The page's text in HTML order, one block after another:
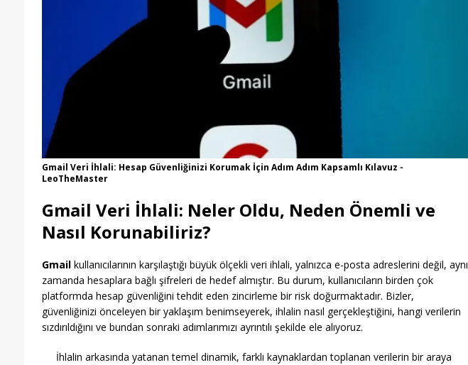
Gmail Veri İhlali: Hesap Güvenliğinizi Korumak İçin Adım Adım Kapsamlı Kılavuz -
LeoTheMaster
Gmail Veri İhlali: Neler Oldu, Neden Önemli ve
Nasıl Korunabiliriz?
Gmailkullanıcılarının karşılaştığı büyük ölçekli veri ihlali, yalnızca e-posta adreslerini değil, aynı
zamanda hesaplara bağlı şifreleri de hedef almıştır. Bu durum, kullanıcıların birden çok
platformda hesap güvenliğini tehdit eden zincirleme bir risk doğurmaktadır. Bizler,
güvenliğinizi önceleyen bir yaklaşım benimseyerek, ihlalin nasıl gerçekleştiğini, hangi verilerin
sızdırıldığını ve bundan sonraki adımlarımızı ayrıntılı şekilde ele alıyoruz.
İhlalin arkasında yatanan temel dinamik, farklı kaynaklardan toplanan verilerin bir araya